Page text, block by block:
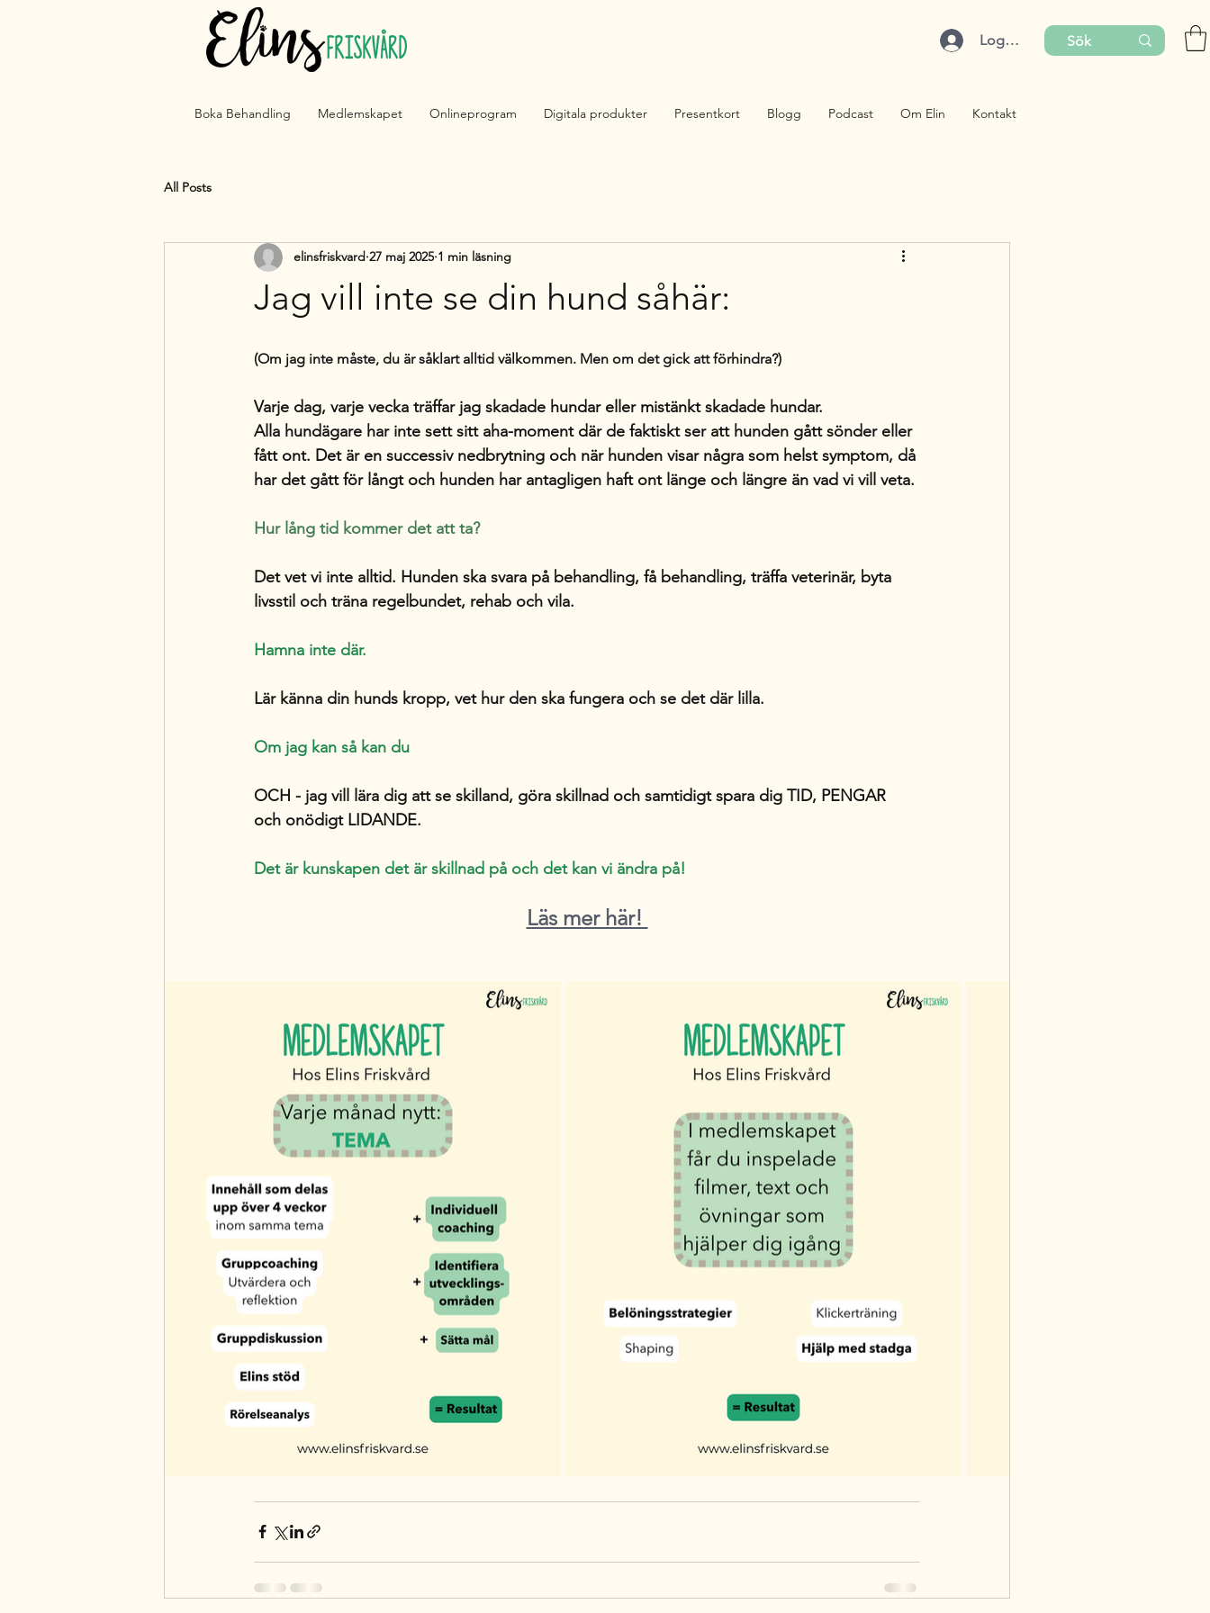
Logga in
Boka Behandling Medlemskapet Onlineprogram Digitala produkter Presentkort Blogg Podcast Om Elin Kontakt
All Posts
Jag vill inte se din hund såhär:
elinsfriskvard 27 maj 2025 1 min läsning
(Om jag inte måste, du är såklart alltid välkommen. Men om det gick att förhindra?)
Varje dag, varje vecka träffar jag skadade hundar eller mistänkt skadade hundar.
Alla hundägare har inte sett sitt aha-moment där de faktiskt ser att hunden gått sönder eller
fått ont. Det är en successiv nedbrytning och när hunden visar några som helst symptom, då
har det gått för långt och hunden har antagligen haft ont länge och längre än vad vi vill veta.
Hur lång tid kommer det att ta?
Det vet vi inte alltid. Hunden ska svara på behandling, få behandling, träffa veterinär, byta
livsstil och träna regelbundet, rehab och vila.
Hamna inte där.
Lär känna din hunds kropp, vet hur den ska fungera och se det där lilla.
Om jag kan så kan du
OCH - jag vill lära dig att se skilland, göra skillnad och samtidigt spara dig TID, PENGAR
och onödigt LIDANDE.
Det är kunskapen det är skillnad på och det kan vi ändra på!
Läs mer här!